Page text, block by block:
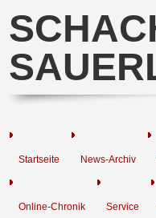
Startseite News-Archiv
Online-Chronik Service